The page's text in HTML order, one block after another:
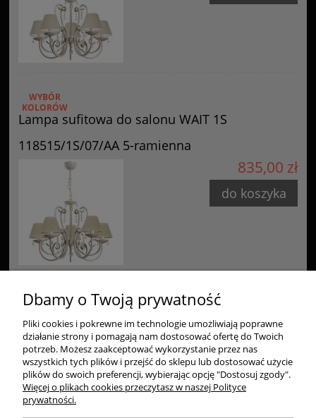
Lampa sufitowa do salonu WAIT 1S
118515/1S/07/AA 5-ramienna
WYBÓR
KOLORÓW
835,00 zł
do koszyka
Zakupy
Pomoc
Moje konto
Dbamy o Twoją prywatność
Pliki cookies i pokrewne im technologie umożliwiają poprawne
działanie strony i pomagają nam dostosować ofertę do Twoich
potrzeb. Możesz zaakceptować wykorzystanie przez nas
wszystkich tych plików i przejść do sklepu lub dostosować użycie
plików do swoich preferencji, wybierając opcję "Dostosuj zgody".
Więcej o plikach cookies przeczytasz w naszej Polityce
prywatności.